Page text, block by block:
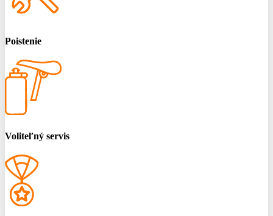
Poistenie
Voliteľný servis